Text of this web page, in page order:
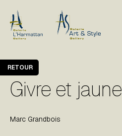
Givre et jaune
Marc Grandbois
RETOUR